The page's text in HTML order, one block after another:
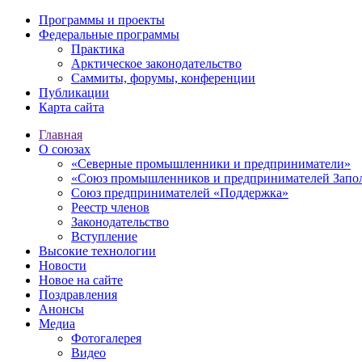
Программы и проекты
Федеральные программы
Практика
Арктическое законодательство
Саммиты, форумы, конференции
Публикации
Карта сайта
Главная
О союзах
«Северные промышленники и предприниматели»
«Союз промышленников и предпринимателей
Союз предпринимателей «Поддержка»
Реестр членов
Законодательство
Вступление
Высокие технологии
Новости
Новое на сайте
Поздравления
Анонсы
Медиа
Фотогалерея
Видео